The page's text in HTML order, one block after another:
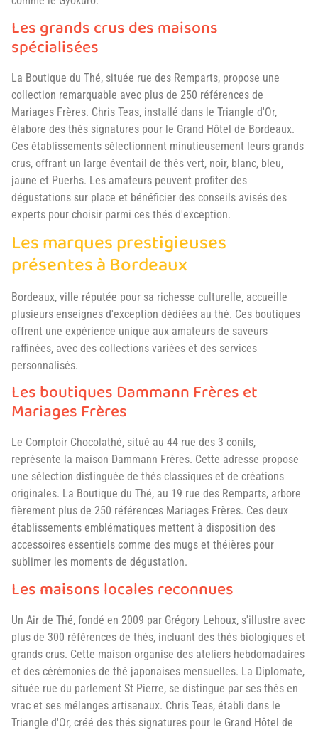
Les grands crus des maisons
spécialisées
La Boutique du Thé, située rue des Remparts, propose une
collection remarquable avec plus de 250 références de
Mariages Frères. Chris Teas, installé dans le Triangle d'Or,
élabore des thés signatures pour le Grand Hôtel de Bordeaux.
Ces établissements sélectionnent minutieusement leurs grands
crus, offrant un large éventail de thés vert, noir, blanc, bleu,
jaune et Puerhs. Les amateurs peuvent profiter des
dégustations sur place et bénéficier des conseils avisés des
experts pour choisir parmi ces thés d'exception.
Les marques prestigieuses
présentes à Bordeaux
Bordeaux, ville réputée pour sa richesse culturelle, accueille
plusieurs enseignes d'exception dédiées au thé. Ces boutiques
offrent une expérience unique aux amateurs de saveurs
raffinées, avec des collections variées et des services
personnalisés.
Les boutiques Dammann Frères et
Mariages Frères
Le Comptoir Chocolathé, situé au 44 rue des 3 conils,
représente la maison Dammann Frères. Cette adresse propose
une sélection distinguée de thés classiques et de créations
originales. La Boutique du Thé, au 19 rue des Remparts, arbore
fièrement plus de 250 références Mariages Frères. Ces deux
établissements emblématiques mettent à disposition des
accessoires essentiels comme des mugs et théières pour
sublimer les moments de dégustation.
Les maisons locales reconnues
Un Air de Thé, fondé en 2009 par Grégory Lehoux, s'illustre avec
plus de 300 références de thés, incluant des thés biologiques et
grands crus. Cette maison organise des ateliers hebdomadaires
et des cérémonies de thé japonaises mensuelles. La Diplomate,
située rue du parlement St Pierre, se distingue par ses thés en
vrac et ses mélanges artisanaux. Chris Teas, établi dans le
Triangle d'Or, créé des thés signatures pour le Grand Hôtel de